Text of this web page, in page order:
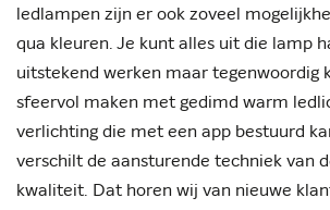
ledlampen zijn er ook zoveel
qua kleuren. Je kunt alles uit die lamp
uitstekend werken maar tegenwoordig
sfeervol maken met gedimd warm
verlichting die met een app bestuurd
verschilt de aansturende techniek van
kwaliteit. Dat horen wij van nieuwe